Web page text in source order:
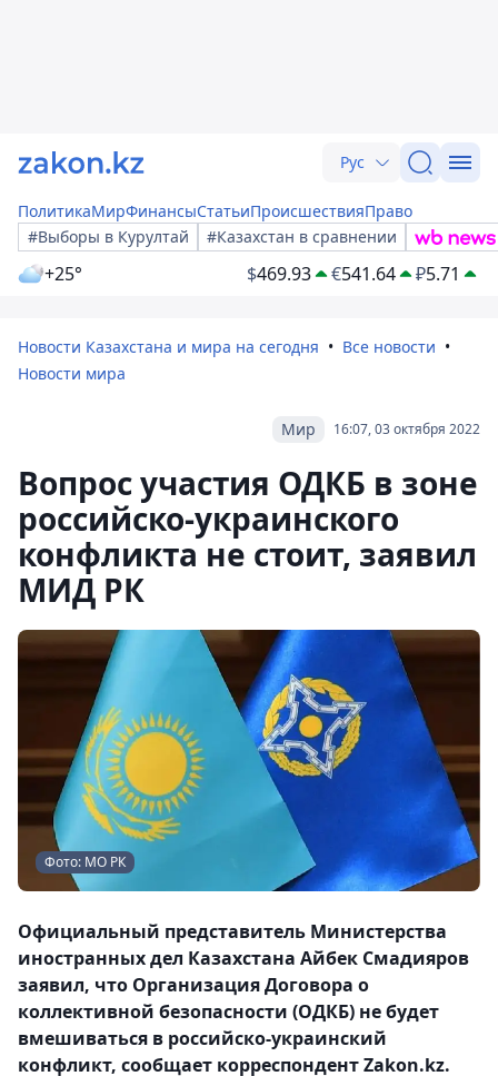
Рус
ПолитикаМирФинансыСтатьиПроисшествияПраво
#Выборы в Курултай
#Казахстан в сравнении
+25° $469.93 €541.64 ₽5.71
Новости Казахстана и мира на сегодня
Все новости
Новости мира
16:07, 03 октября 2022
Мир
Вопрос участия ОДКБ в зоне
российско-украинского
конфликта не стоит, заявил
МИД РК
Фото: МО РК
Официальный представитель Министерства
иностранных дел Казахстана Айбек Смадияров
заявил, что Организация Договора о
коллективной безопасности (ОДКБ) не будет
вмешиваться в российско-украинский
конфликт, сообщает корреспондент Zakon.kz.